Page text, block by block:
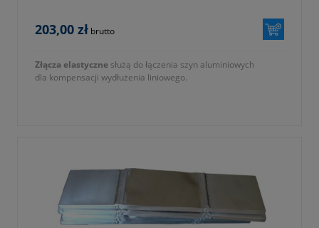
203,00 zł brutto
Złącza elastyczne służą do łączenia szyn aluminiowych
dla kompensacji wydłużenia liniowego.